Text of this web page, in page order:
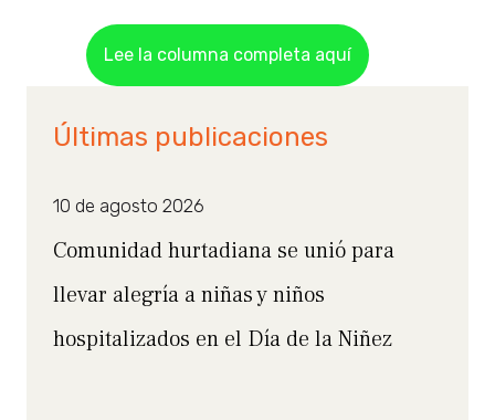
Lee la columna completa aquí
Últimas publicaciones
10 de agosto 2026
Comunidad hurtadiana se unió para
llevar alegría a niñas y niños
hospitalizados en el Día de la Niñez